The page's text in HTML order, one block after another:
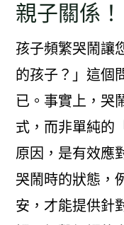
親子關係！
孩子頻繁哭鬧讓
的孩子？」這個
已。事實上，哭
式，而非單純的
原因，是有效應
哭鬧時的狀態，
安，才能提供針